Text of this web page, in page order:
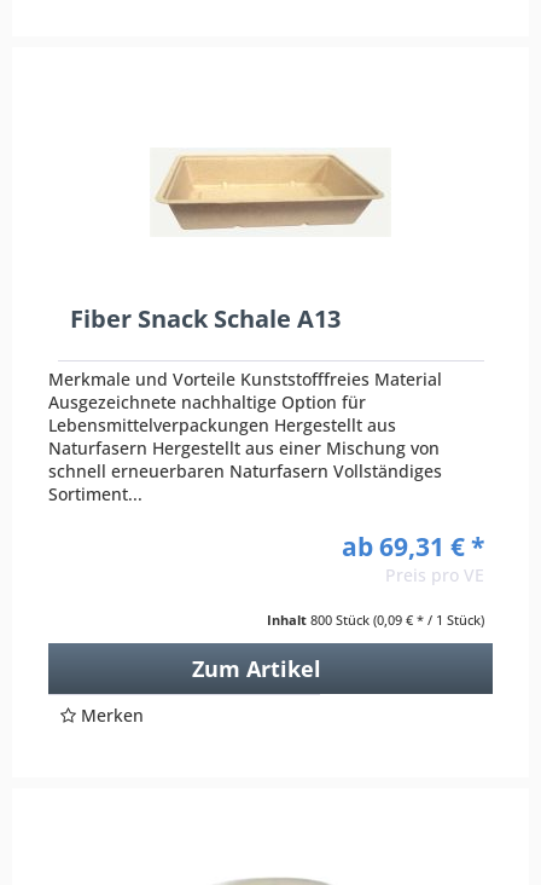
Fiber Snack Schale A13
Merkmale und Vorteile Kunststofffreies Material
Ausgezeichnete nachhaltige Option für
Lebensmittelverpackungen Hergestellt aus
Naturfasern Hergestellt aus einer Mischung von
schnell erneuerbaren Naturfasern Vollständiges
Sortiment...
ab 69,31 € *
Preis pro VE
Inhalt 800 Stück (0,09 € * / 1 Stück)
Zum Artikel
Merken